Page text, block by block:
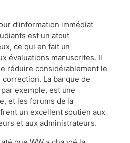
d’information immédiat
est un atout
ce qui en fait un
évaluations manuscrites. Il
réduire considérablement le
correction. La banque de
exemple, est une
et les forums de la
un excellent soutien aux
et aux administrateurs.